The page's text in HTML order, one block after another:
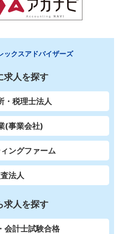
ックスアドバイザーズ
求人を探す
・税理士法人
(事業会社)
ングファーム
法人
求人を探す
会計士試験合格